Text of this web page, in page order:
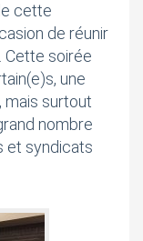
cette
de réunir
Cette soirée
une
mais surtout
nombre
et syndicats